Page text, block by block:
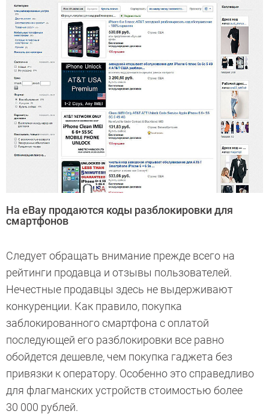
На eBay продаются коды разблокировки для
смартфонов
Следует обращать внимание прежде всего на
рейтинги продавца и отзывы пользователей.
Нечестные продавцы здесь не выдерживают
конкуренции. Как правило, покупка
заблокированного смартфона с оплатой
последующей его разблокировки все равно
обойдется дешевле, чем покупка гаджета без
привязки к оператору. Особенно это справедливо
для флагманских устройств стоимостью более
30 000 рублей.